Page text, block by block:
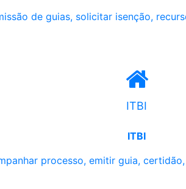
de guias, solicitar isenção,
ITBI
ITBI
processo, emitir guia,